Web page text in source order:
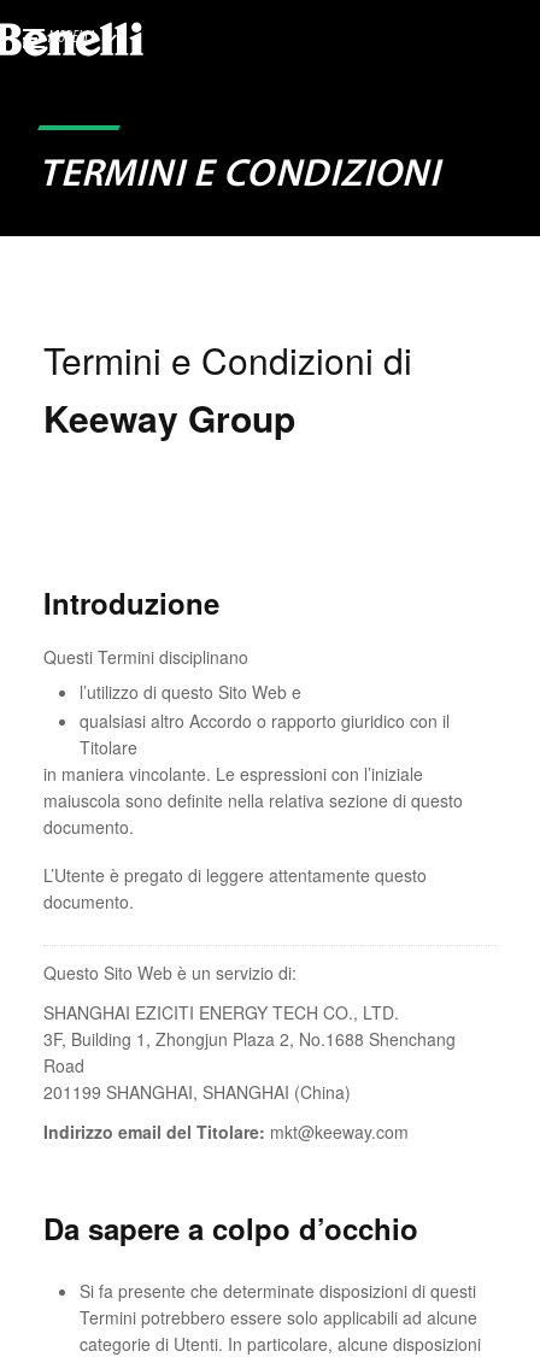
MODELLI
TERMINI E CONDIZIONI
Termini e Condizioni di
Keeway Group
Introduzione
Questi Termini disciplinano
l’utilizzo di questo Sito Web e
qualsiasi altro Accordo o rapporto giuridico con il
Titolare
in maniera vincolante. Le espressioni con l’iniziale
maiuscola sono definite nella relativa sezione di questo
documento.
L’Utente è pregato di leggere attentamente questo
documento.
Questo Sito Web è un servizio di:
SHANGHAI EZICITI ENERGY TECH CO., LTD.
3F, Building 1, Zhongjun Plaza 2, No.1688 Shenchang
Road
201199 SHANGHAI, SHANGHAI (China)
Indirizzo email del Titolare: mkt@keeway.com
Da sapere a colpo d’occhio
Si fa presente che determinate disposizioni di questi
Termini potrebbero essere solo applicabili ad alcune
categorie di Utenti. In particolare, alcune disposizioni